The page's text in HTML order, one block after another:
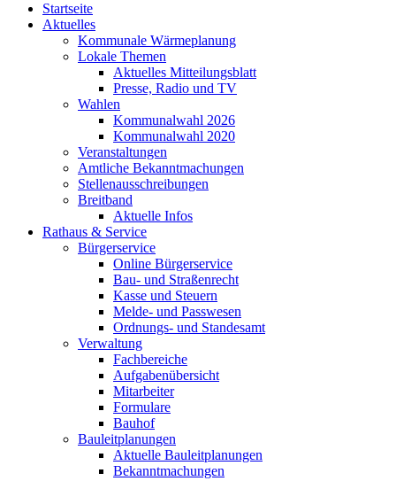
Startseite
Aktuelles
Kommunale Wärmeplanung
Lokale Themen
Aktuelles Mitteilungsblatt
Presse, Radio und TV
Wahlen
Kommunalwahl 2026
Kommunalwahl 2020
Veranstaltungen
Amtliche Bekanntmachungen
Stellenausschreibungen
Breitband
Aktuelle Infos
Rathaus & Service
Bürgerservice
Online Bürgerservice
Bau- und Straßenrecht
Kasse und Steuern
Melde- und Passwesen
Ordnungs- und Standesamt
Verwaltung
Fachbereiche
Aufgabenübersicht
Mitarbeiter
Formulare
Bauhof
Bauleitplanungen
Aktuelle Bauleitplanungen
Bekanntmachungen